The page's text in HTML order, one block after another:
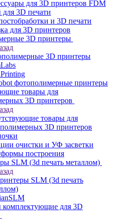
для 3D принтеров FDM
для 3D печати
и 3D печати
для 3D принтеров
3D принтеры
3D принтеры
фотополимерные принтеры
товары для
3D принтеров
товары для
3D принтеров
очистки и УФ засветки
построения
SLM (3d печать металлом)
SLM (3d печать
комплектующие для 3D